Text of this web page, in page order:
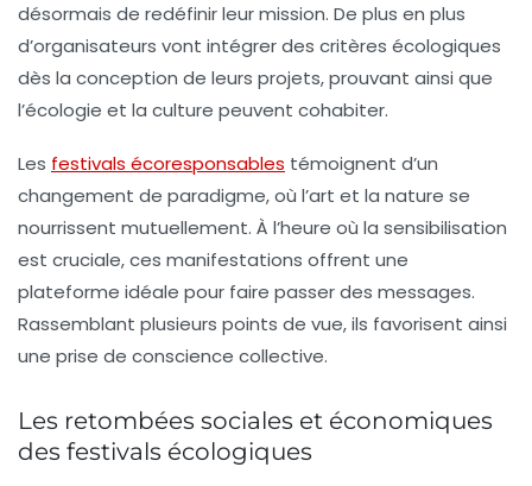
désormais de redéfinir leur mission. De plus en plus
d’organisateurs vont intégrer des critères écologiques
dès la conception de leurs projets, prouvant ainsi que
l’écologie et la culture peuvent cohabiter.
Les festivals écoresponsables témoignent d’un
changement de paradigme, où l’art et la nature se
nourrissent mutuellement. À l’heure où la sensibilisation
est cruciale, ces manifestations offrent une
plateforme idéale pour faire passer des messages.
Rassemblant plusieurs points de vue, ils favorisent ainsi
une prise de conscience collective.
Les retombées sociales et économiques
des festivals écologiques